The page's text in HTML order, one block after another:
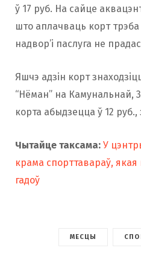
ў 17 руб. На сайце
што аплачваць корт
надвор’і паслуга не
Яшчэ адзін корт
“Нёман” на Камунальнай,
корта абыдзецца ў 12 руб.,
Чытайце таксама: У
крама спорттавараў,
гадоў
МЕСЦЫ